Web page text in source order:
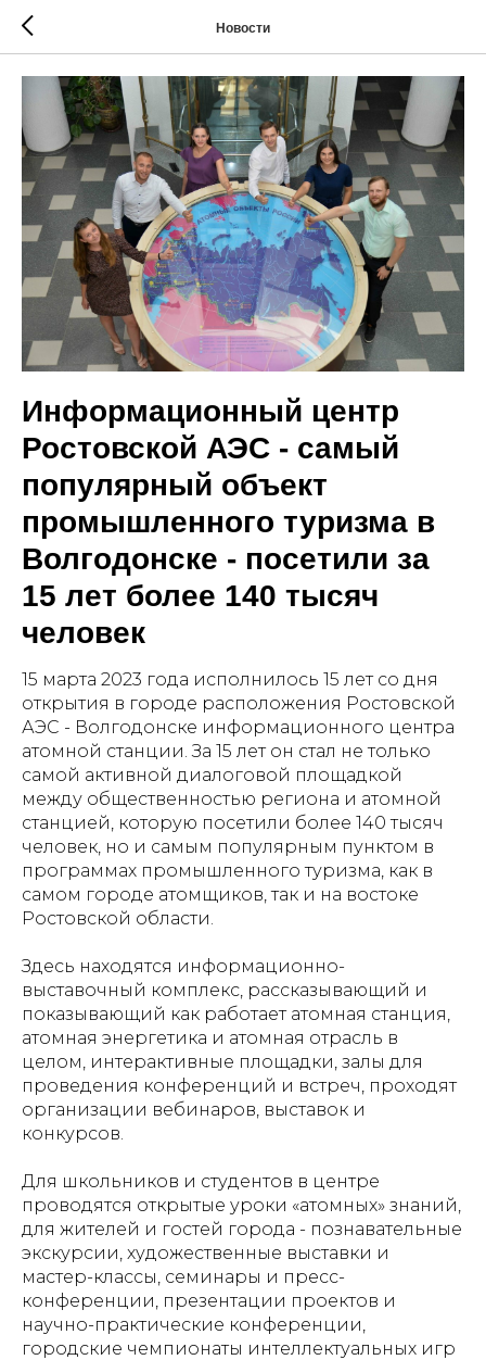
Новости
Информационный центр
Ростовской АЭС - самый
популярный объект
промышленного туризма в
Волгодонске - посетили за
15 лет более 140 тысяч
человек
15 марта 2023 года исполнилось 15 лет со дня
открытия в городе расположения Ростовской
АЭС - Волгодонске информационного центра
атомной станции. За 15 лет он стал не только
самой активной диалоговой площадкой
между общественностью региона и атомной
станцией, которую посетили более 140 тысяч
человек, но и самым популярным пунктом в
программах промышленного туризма, как в
самом городе атомщиков, так и на востоке
Ростовской области.
Здесь находятся информационно-
выставочный комплекс, рассказывающий и
показывающий как работает атомная станция,
атомная энергетика и атомная отрасль в
целом, интерактивные площадки, залы для
проведения конференций и встреч, проходят
организации вебинаров, выставок и
конкурсов.
Для школьников и студентов в центре
проводятся открытые уроки «атомных» знаний,
для жителей и гостей города - познавательные
экскурсии, художественные выставки и
мастер-классы, семинары и пресс-
конференции, презентации проектов и
научно-практические конференции,
городские чемпионаты интеллектуальных игр